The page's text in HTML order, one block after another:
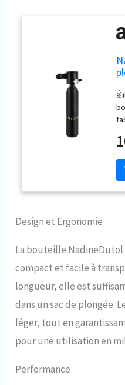
Design et Ergonomie
La bouteille NadineDutol
compact et facile à
longueur, elle est
dans un sac de plongée.
léger, tout en
pour une utilisation en
Performance